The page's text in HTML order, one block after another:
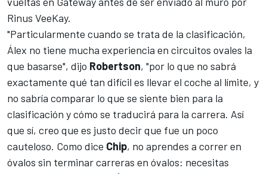
Rinus VeeKay.
"Particularmente cuando se trata de la clasificación,
Álex no tiene mucha experiencia en circuitos ovales la
que basarse", dijo Robertson, "por lo que no sabrá
exactamente qué tan difícil es llevar el coche al límite, y
no sabría comparar lo que se siente bien para la
clasificación y cómo se traducirá para la carrera. Así
que sí, creo que es justo decir que fue un poco
cauteloso. Como dice Chip, no aprendes a correr en
óvalos sin terminar carreras en óvalos: necesitas